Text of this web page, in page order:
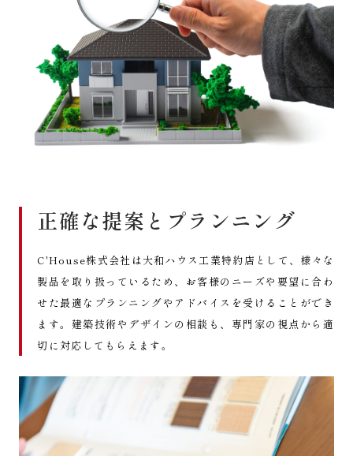
正確な提案とプランニング
C'House株式会社は大和ハウス工業特約店として、様々な
製品を取り扱っているため、お客様のニーズや要望に合わ
せた最適なプランニングやアドバイスを受けることができ
ます。建築技術やデザインの相談も、専門家の視点から適
切に対応してもらえます。